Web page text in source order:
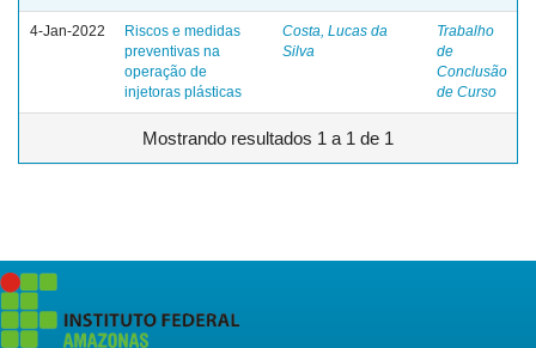
4-Jan-2022
Riscos e medidas
preventivas na
operação de
injetoras plásticas
Costa, Lucas da
Silva
Trabalho
de
Conclusão
de Curso
Mostrando resultados 1 a 1 de 1